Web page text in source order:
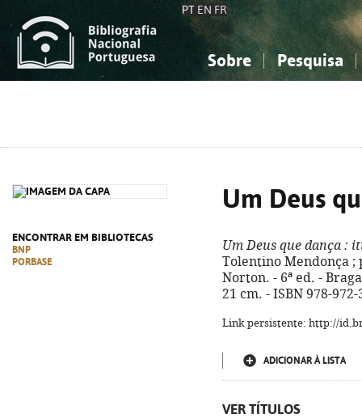
PT EN FR
Sobre Pesquisa
ENCONTRAR EM BIBLIOTECAS
BNP
PORBASE
Um Deus
Um Deus que dança :
Tolentino Mendonça ;
Norton. - 6ª ed. -
21 cm. - ISBN 978-972-
Link persistente: http://
ADICIONAR À LISTA
VER TÍTULOS